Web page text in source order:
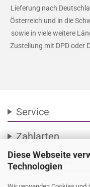
Diese Webseite
Technologien
Lieferung nach
Österreich und in die
sowie in viele weitere
Zustellung mit DPD oder
Service
Zahlarten
Social Media